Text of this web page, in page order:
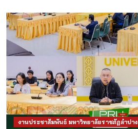
งานประชาสัมพันธ์ มหาวิทยาลัยราชภัฏลำปาง